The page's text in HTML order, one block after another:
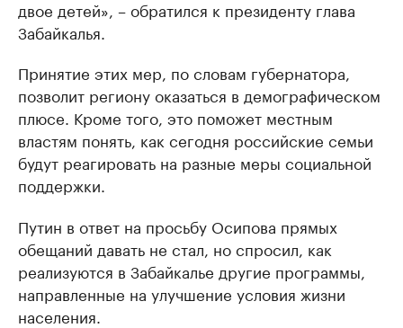
двое детей», – обратился к президенту глава
Забайкалья.
Принятие этих мер, по словам губернатора,
позволит региону оказаться в демографическом
плюсе. Кроме того, это поможет местным
властям понять, как сегодня российские семьи
будут реагировать на разные меры социальной
поддержки.
Путин в ответ на просьбу Осипова прямых
обещаний давать не стал, но спросил, как
реализуются в Забайкалье другие программы,
направленные на улучшение условия жизни
населения.